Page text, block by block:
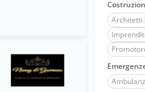
Architetti